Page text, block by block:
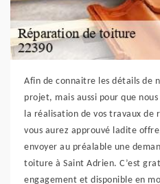
Afin de connaitre les détails de
projet, mais aussi pour que
la réalisation de vos travaux de
vous aurez approuvé ladite
envoyer au préalable une
toiture à Saint Adrien. C’est
engagement et disponible en